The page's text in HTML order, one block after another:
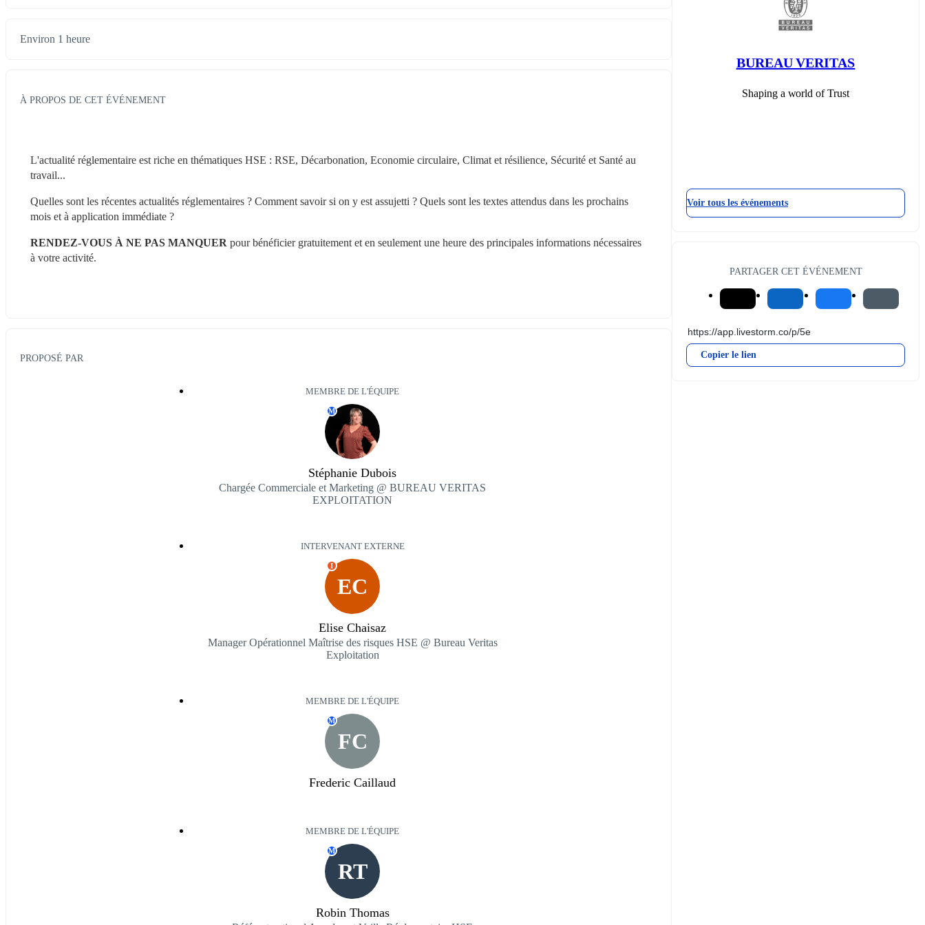
Environ 1 heure
À PROPOS DE CET ÉVÉNEMENT
L'actualité réglementaire est riche en thématiques HSE : RSE, Décarbonation, Economie circulaire, Climat et résilience, Sécurité et Santé au
travail...
Quelles sont les récentes actualités réglementaires ? Comment savoir si on y est assujetti ? Quels sont les textes attendus dans les prochains
mois et à application immédiate ?
RENDEZ-VOUS À NE PAS MANQUER pour bénéficier gratuitement et en seulement une heure des principales informations nécessaires
à votre activité.
PROPOSÉ PAR
MEMBRE DE L'ÉQUIPE
M
Stéphanie Dubois
Chargée Commerciale et Marketing @ BUREAU VERITAS
EXPLOITATION
INTERVENANT EXTERNE
EC
I
Elise Chaisaz
Manager Opérationnel Maîtrise des risques HSE @ Bureau Veritas
Exploitation
MEMBRE DE L'ÉQUIPE
FC
M
Frederic Caillaud
MEMBRE DE L'ÉQUIPE
RT
M
Robin Thomas
BUREAU VERITAS
Shaping a world of Trust
Voir tous les événements
PARTAGER CET ÉVÉNEMENT
Copier le lien